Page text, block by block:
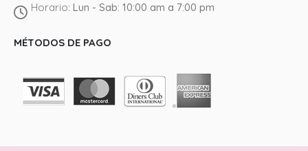
Horario: Lun - Sab: 10:00 am a 7:00 pm
MÉTODOS DE PAGO